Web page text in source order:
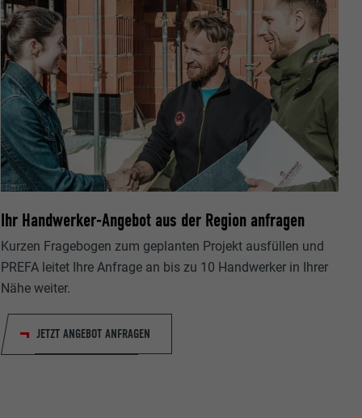
Ihr Handwerker-Angebot aus der Region anfragen
Kurzen Fragebogen zum geplanten Projekt ausfüllen und
PREFA leitet Ihre Anfrage an bis zu 10 Handwerker in Ihrer
Nähe weiter.
JETZT ANGEBOT ANFRAGEN